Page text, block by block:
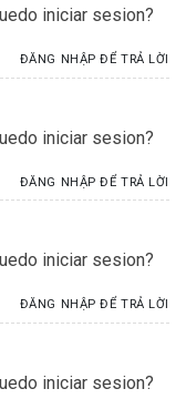
iniciar sesion?
ĐĂNG NHẬP ĐỂ TRẢ LỜI
iniciar sesion?
ĐĂNG NHẬP ĐỂ TRẢ LỜI
iniciar sesion?
ĐĂNG NHẬP ĐỂ TRẢ LỜI
iniciar sesion?